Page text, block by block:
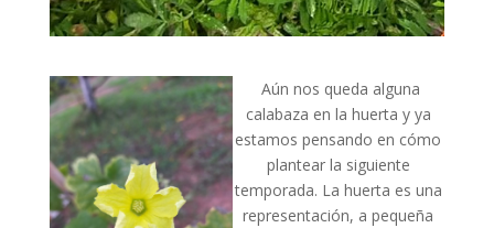
Aún nos queda alguna
calabaza en la huerta y ya
estamos pensando en cómo
plantear la siguiente
temporada. La huerta es una
representación, a pequeña